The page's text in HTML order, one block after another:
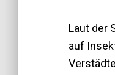
Laut der
auf